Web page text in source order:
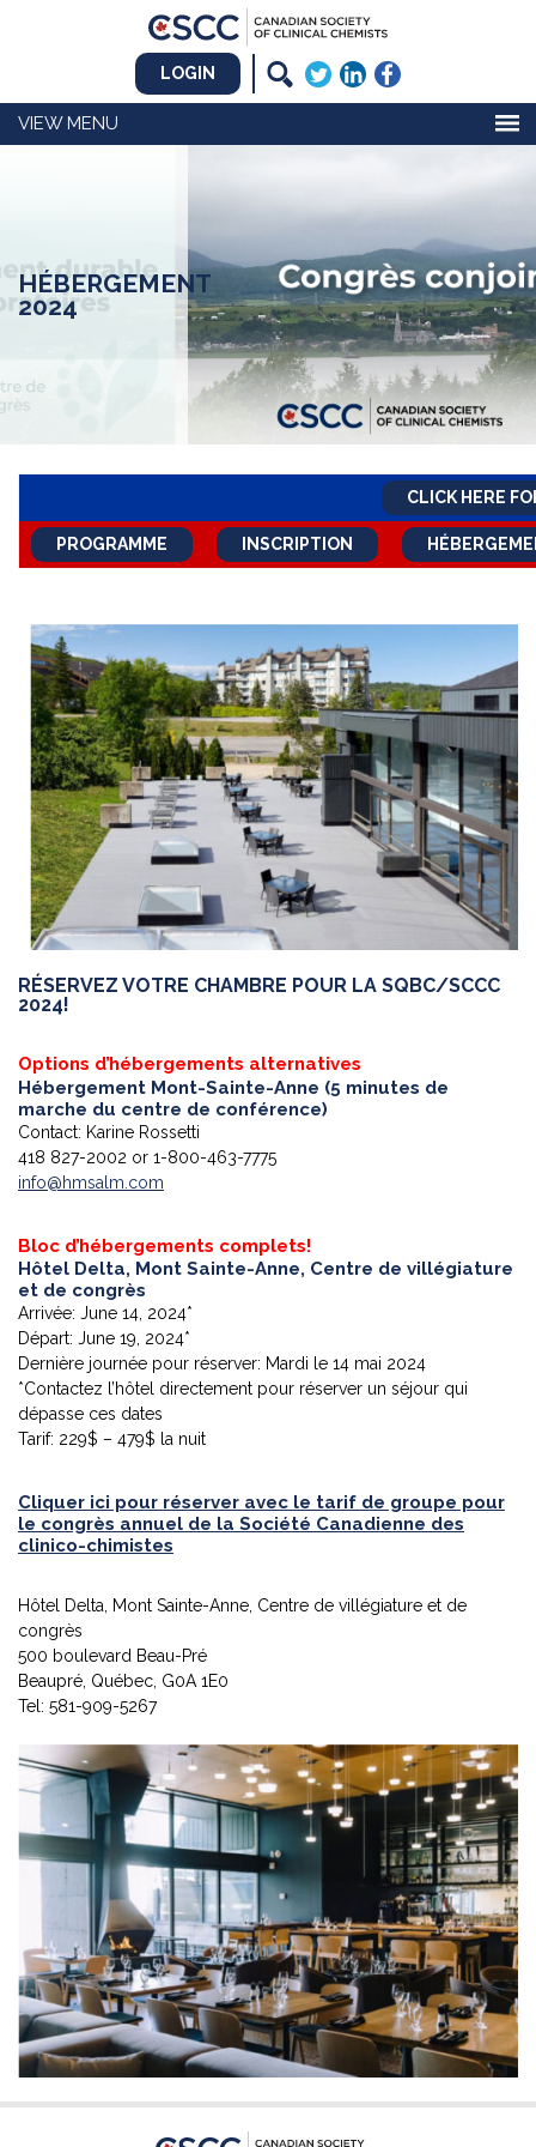
LOGIN
MENU
HÉBERGEMENT
2024
CLICK HERE
PROGRAMME INSCRIPTION
RÉSERVEZ VOTRE CHAMBRE POUR LA SQBC/SCCC
2024!
Options d’hébergements alternatives
Hébergement Mont-Sainte-Anne (5 minutes de
marche du centre de conférence)
Contact: Karine Rossetti
418 827-2002 or 1-800-463-7775
info@hmsalm.com
Bloc d’hébergements complets!
Hôtel Delta, Mont Sainte-Anne, Centre de villégiature
et de congrès
Arrivée: June 14, 2024*
Départ: June 19, 2024*
Dernière journée pour réserver: Mardi le 14 mai 2024
*Contactez l’hôtel directement pour réserver un séjour qui
dépasse ces dates
Tarif: 229$ – 479$ la nuit
Cliquer ici pour réserver avec le tarif de groupe pour
le congrès annuel de la Société Canadienne des
clinico-chimistes
Hôtel Delta, Mont Sainte-Anne, Centre de villégiature et de
congrès
500 boulevard Beau-Pré
Beaupré, Québec, G0A 1E0
Tel: 581-909-5267